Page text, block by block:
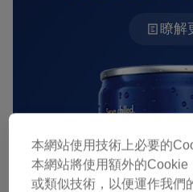
瞭解
本網站使用技術上必要的
本網站將使用額外的Cookie
或類似技術，以便運作我們